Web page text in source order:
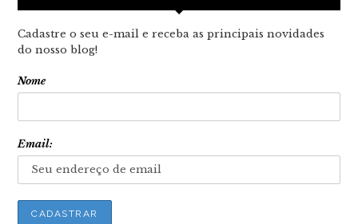
Cadastre o seu e-mail e receba as principais novidades
do nosso blog!
Nome
Email: